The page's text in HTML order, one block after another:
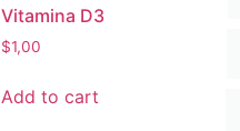
Vitamina D3
$1,00
Add to cart